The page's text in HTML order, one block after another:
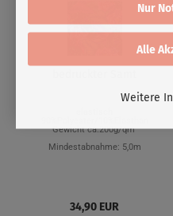
Alle
Nur
Weitere
Gewicht ca.200g/qm
Mindestabnahme: 5,0m
34,90 EUR